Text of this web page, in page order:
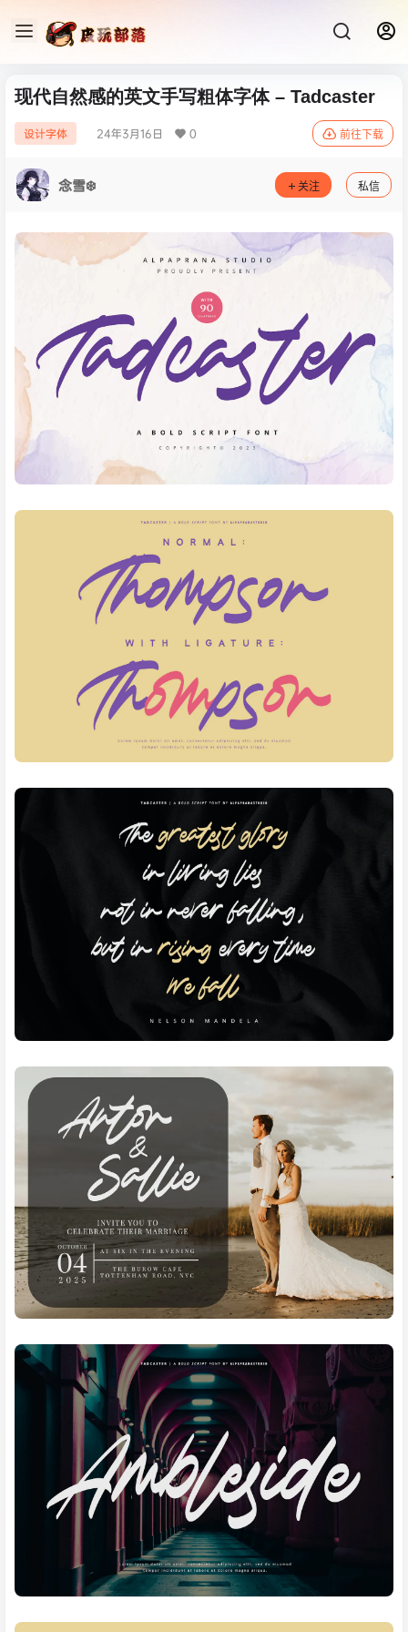
现代自然感的英文手写粗体字体 – Tadcaster
设计字体 24年3月16日 0 前往下载
念雪❄️ 关注 私信